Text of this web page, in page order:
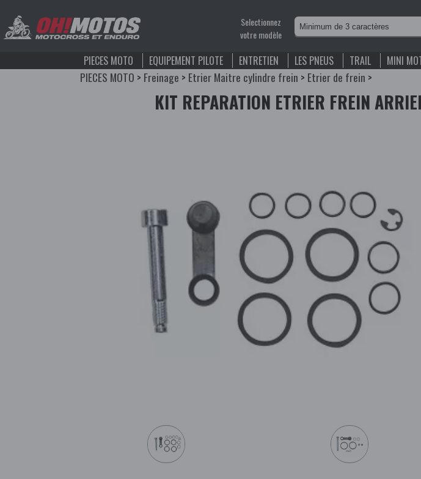
Selectionnez
votre modèle
PIECES MOTO EQUIPEMENT PILOTE ENTRETIEN LES PNEUS TRAIL MINI
PIECES MOTO > Freinage > Etrier Maitre cylindre frein > Etrier de frein >
KIT REPARATION ETRIER FREIN